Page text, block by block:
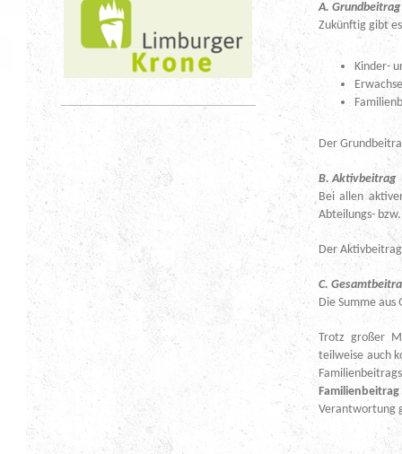
A. Grundbeitrag
Zukünftig gibt
Der
B. Aktivbeitrag
Bei allen
Abteilungs-
Der
C.
Die Summe
Trotz großer
teilweise auch
Verantwortung